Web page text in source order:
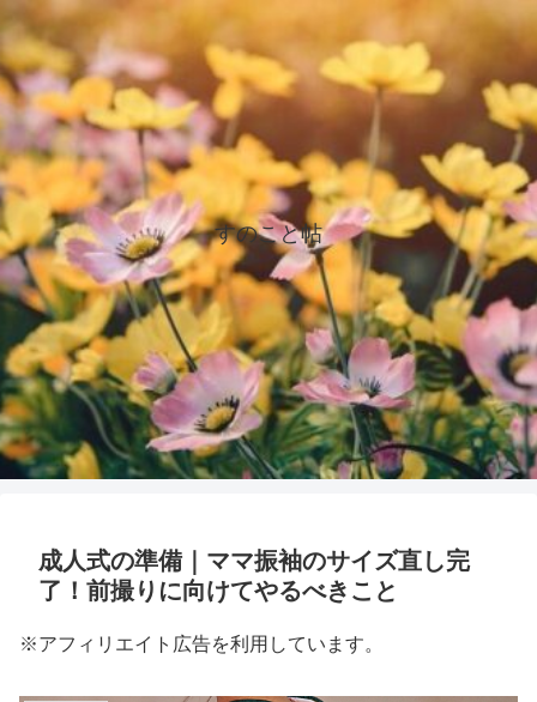
すのこと帖
成人式の準備｜ママ振袖のサイズ直し完
了！前撮りに向けてやるべきこと
※アフィリエイト広告を利用しています。